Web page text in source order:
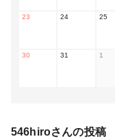
23 24 25
30 31 1
546hiroさんの投稿